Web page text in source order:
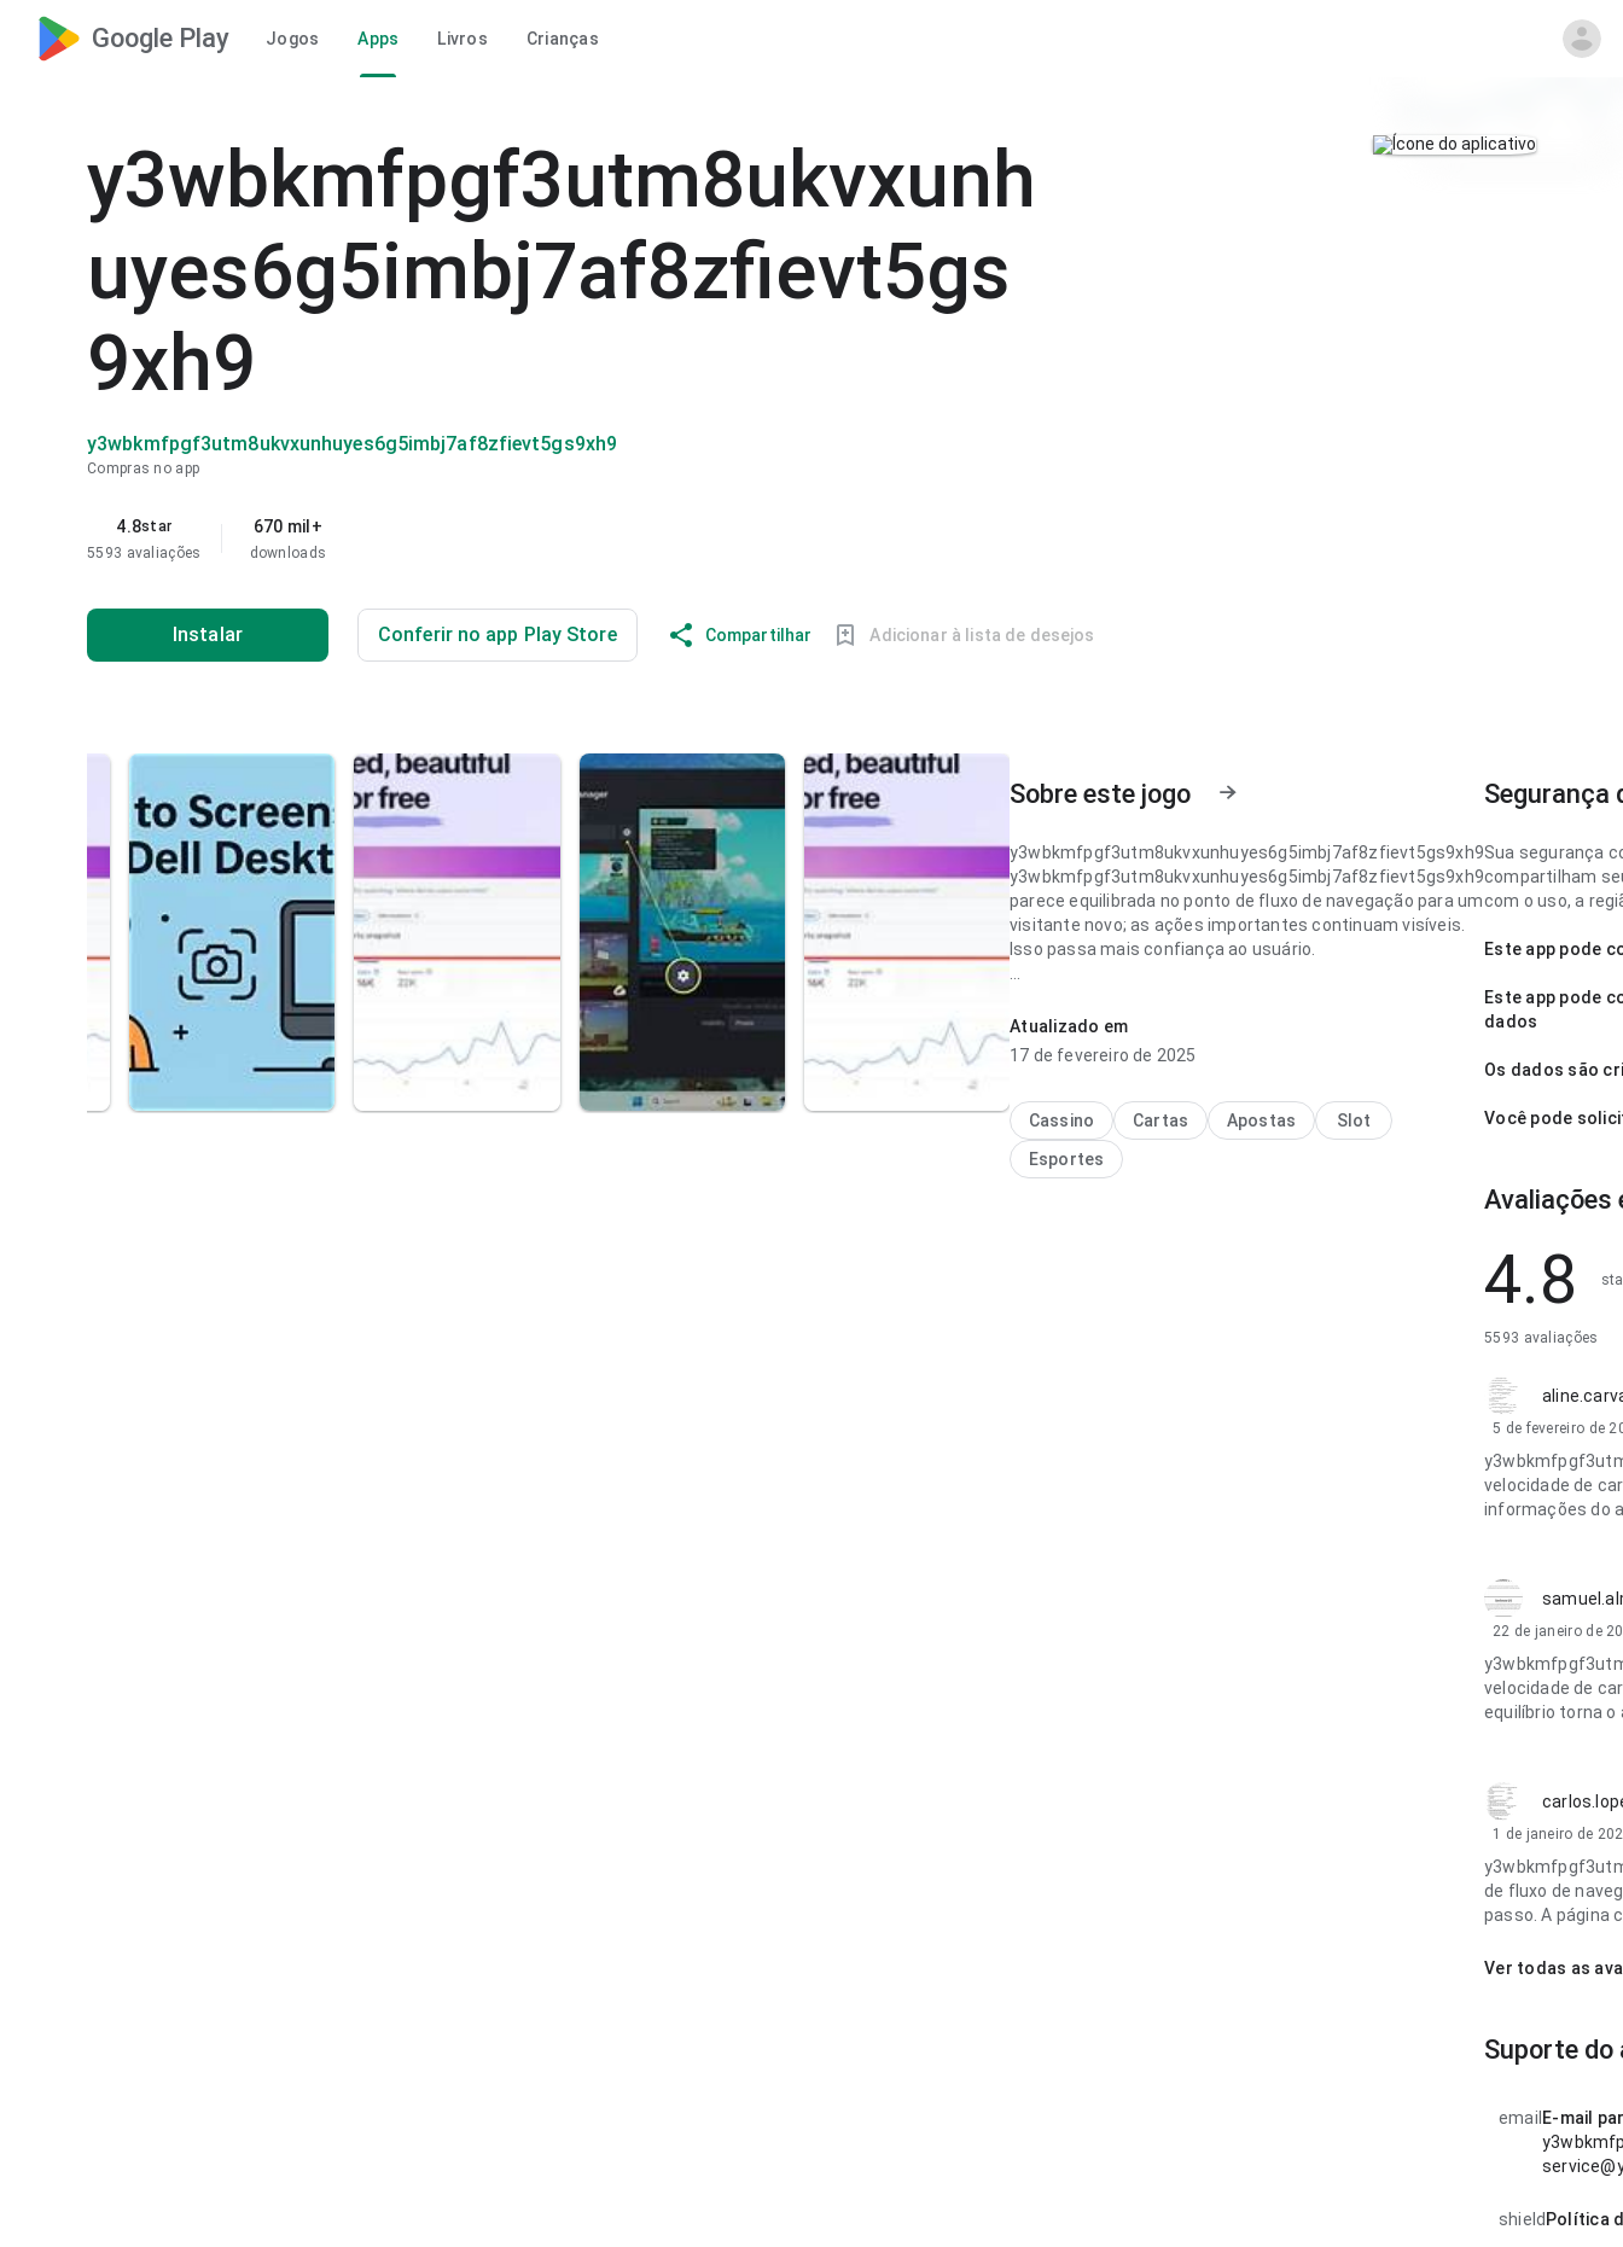
Google Play Jogos Apps Livros Crianças
y3wbkmfpgf3utm8ukvxunh
uyes6g5imbj7af8zfievt5gs
9xh9
y3wbkmfpgf3utm8ukvxunhuyes6g5imbj7af8zfievt5gs9xh9
Compras no app
4.8star
5593 avaliações
670 mil+
downloads
Instalar Conferir no app Play Store Compartilhar Adicionar à lista de desejos
Sobre este jogo
y3wbkmfpgf3utm8ukvxunhuyes6g5imbj7af8zfievt5gs9xh9
y3wbkmfpgf3utm8ukvxunhuyes6g5imbj7af8zfievt5gs9xh9
parece equilibrada no ponto de fluxo de navegação para um
visitante novo; as ações importantes continuam visíveis.
Isso passa mais confiança ao usuário.
parece bem planejada no ponto de velocidade de
carregamento ao voltar para a página depois; a experiência
Atualizado em
17 de fevereiro de 2025
Cassino Cartas Apostas
Slot
Esportes
Segurança
Sua segurança
compartilham
com o uso, a
Este app pode
Este app pode
dados
Os dados são
Você pode
Avaliações
4.8
5593 avaliações
5 de fevereiro de
velocidade de
informações do
22 de janeiro de
velocidade de
equilíbrio torna
1 de janeiro de
de fluxo de
passo. A página
Ver todas as
Suporte do
email E-mail
shield Política